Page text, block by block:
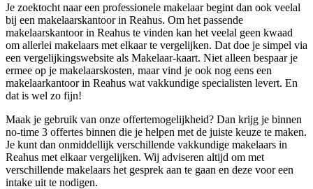
Je zoektocht naar een professionele makelaar begint dan ook veelal
bij een makelaarskantoor in Reahus. Om het passende
makelaarskantoor in Reahus te vinden kan het veelal geen kwaad
om allerlei makelaars met elkaar te vergelijken. Dat doe je simpel via
een vergelijkingswebsite als Makelaar-kaart. Niet alleen bespaar je
ermee op je makelaarskosten, maar vind je ook nog eens een
makelaarkantoor in Reahus wat vakkundige specialisten levert. En
dat is wel zo fijn!
Maak je gebruik van onze offertemogelijkheid? Dan krijg je binnen
no-time 3 offertes binnen die je helpen met de juiste keuze te maken.
Je kunt dan onmiddellijk verschillende vakkundige makelaars in
Reahus met elkaar vergelijken. Wij adviseren altijd om met
verschillende makelaars het gesprek aan te gaan en deze voor een
intake uit te nodigen.